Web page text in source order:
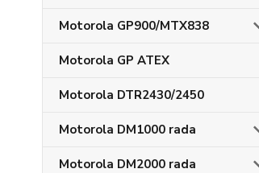
Motorola GP900/MTX838
Motorola GP ATEX
Motorola DTR2430/2450
Motorola DM1000 rada
Motorola DM2000 rada